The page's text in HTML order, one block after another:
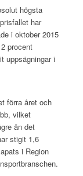
högsta
har
i oktober 2015
procent
uppsägningar i
förra året och
vilket
än det
stigit 1,6
i Region